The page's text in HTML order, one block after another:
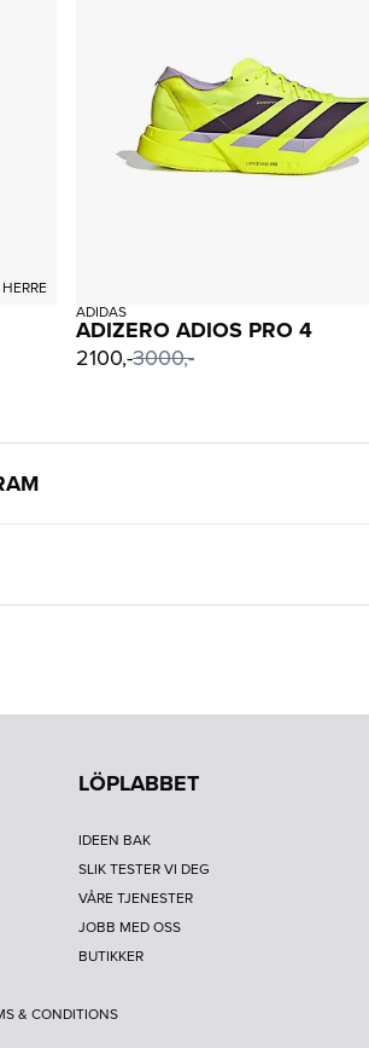
HERRE
ADIDAS
ADIZERO ADIOS PRO 4
2100,-3000,-
LÖPLABBET
IDEEN BAK
SLIK TESTER VI DEG
VÅRE TJENESTER
JOBB MED OSS
BUTIKKER
& CONDITIONS